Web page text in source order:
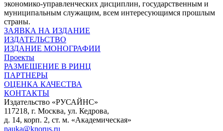
экономико-управленческих дисциплин, государственным и
муниципальным служащим, всем интересующимся прошлым
страны.
ЗАЯВКА НА ИЗДАНИЕ
ИЗДАТЕЛЬСТВО
ИЗДАНИЕ МОНОГРАФИИ
Проекты
РАЗМЕЩЕНИЕ В РИНЦ
ПАРТНЕРЫ
ОЦЕНКА КАЧЕСТВА
КОНТАКТЫ
Издательство «РУСАЙНС»
117218, г. Москва, ул. Кедрова,
д. 14, корп. 2, ст. м. «Академическая»
nauka@knorus.ru